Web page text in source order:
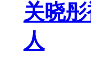
关晓
人